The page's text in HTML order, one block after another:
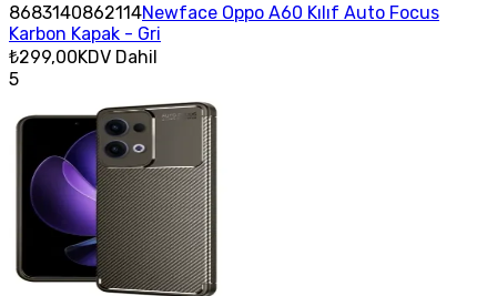
8683140862114Newface Oppo A60 Kılıf Auto Focus
Karbon Kapak - Gri
₺299,00KDV Dahil
5